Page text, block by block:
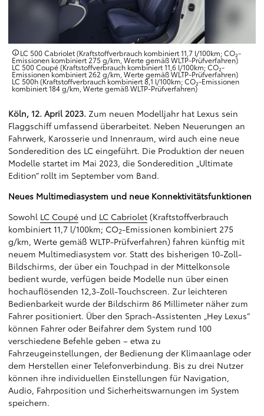
LC 500 Cabriolet (Kraftstoffverbrauch kombiniert 11,7 l/100km; CO₂-
Emissionen kombiniert 275 g/km, Werte gemäß WLTP-Prüfverfahren)
LC 500 Coupé (Kraftstoffverbrauch kombiniert 11,6 l/100km; CO₂-
Emissionen kombiniert 262 g/km, Werte gemäß WLTP-Prüfverfahren)
LC 500h (Kraftstoffverbrauch kombiniert 8,1 l/100km; CO₂-Emissionen
kombiniert 184 g/km, Werte gemäß WLTP-Prüfverfahren)
Köln, 12. April 2023. Zum neuen Modelljahr hat Lexus sein
Flaggschiff umfassend überarbeitet. Neben Neuerungen an
Fahrwerk, Karosserie und Innenraum, wird auch eine neue
Sonderedition des LC eingeführt. Die Produktion der neuen
Modelle startet im Mai 2023, die Sonderedition „Ultimate
Edition“ rollt im September vom Band.
Neues Multimediasystem und neue Konnektivitätsfunktionen
Sowohl LC Coupé und LC Cabriolet (Kraftstoffverbrauch
kombiniert 11,7 l/100km; CO2-Emissionen kombiniert 275
g/km, Werte gemäß WLTP-Prüfverfahren) fahren künftig mit
neuem Multimediasystem vor. Statt des bisherigen 10-Zoll-
Bildschirms, der über ein Touchpad in der Mittelkonsole
bedient wurde, verfügen beide Modelle nun über einen
hochauflösenden 12,3-Zoll-Touchscreen. Zur leichteren
Bedienbarkeit wurde der Bildschirm 86 Millimeter näher zum
Fahrer positioniert. Über den Sprach-Assistenten „Hey Lexus“
können Fahrer oder Beifahrer dem System rund 100
verschiedene Befehle geben – etwa zu
Fahrzeugeinstellungen, der Bedienung der Klimaanlage oder
dem Herstellen einer Telefonverbindung. Bis zu drei Nutzer
können ihre individuellen Einstellungen für Navigation,
Audio, Fahrposition und Sicherheitswarnungen im System
speichern.